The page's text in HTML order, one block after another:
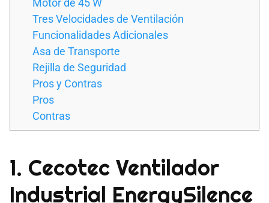
Motor de 45 W
Tres Velocidades de Ventilación
Funcionalidades Adicionales
Asa de Transporte
Rejilla de Seguridad
Pros y Contras
Pros
Contras
1. Cecotec Ventilador
Industrial EnergySilence